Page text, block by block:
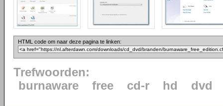
HTML code om naar deze pagina te linken:
Trefwoorden:
burnaware
free cd-r hd dvd